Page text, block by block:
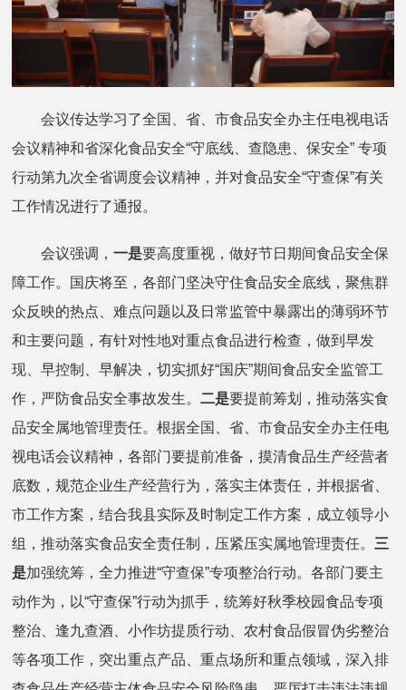
会议传达学习了全国、省、市食品安全办主任电视电话
会议精神和省深化食品安全“守底线、查隐患、保安全” 专项
行动第九次全省调度会议精神，并对食品安全“守查保”有关
工作情况进行了通报。
会议强调，一是要高度重视，做好节日期间食品安全保
障工作。国庆将至，各部门坚决守住食品安全底线，聚焦群
众反映的热点、难点问题以及日常监管中暴露出的薄弱环节
和主要问题，有针对性地对重点食品进行检查，做到早发
现、早控制、早解决，切实抓好“国庆”期间食品安全监管工
作，严防食品安全事故发生。二是要提前筹划，推动落实食
品安全属地管理责任。根据全国、省、市食品安全办主任电
视电话会议精神，各部门要提前准备，摸清食品生产经营者
底数，规范企业生产经营行为，落实主体责任，并根据省、
市工作方案，结合我县实际及时制定工作方案，成立领导小
组，推动落实食品安全责任制，压紧压实属地管理责任。 三
是加强统筹，全力推进“守查保”专项整治行动。各部门要主
动作为，以“守查保”行动为抓手，统筹好秋季校园食品专项
整治、逢九查酒、小作坊提质行动、农村食品假冒伪劣整治
等各项工作，突出重点产品、重点场所和重点领域，深入排